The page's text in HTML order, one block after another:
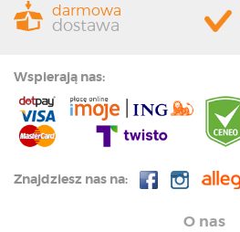
darmowa
dostawa
Wspierają nas:
Znajdziesz nas na:
O nas